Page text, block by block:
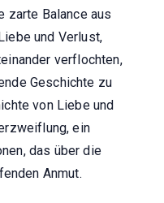
zarte Balance aus
und Verlust,
verflochten,
Geschichte zu
von Liebe und
ein
das über die
Anmut.